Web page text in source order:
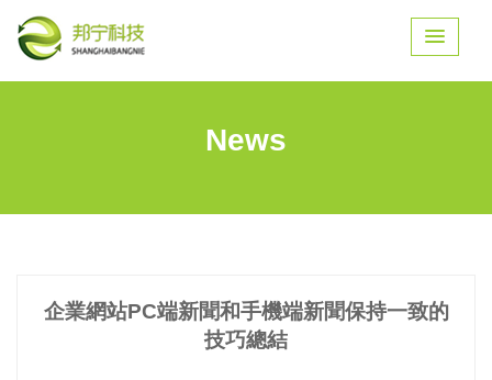
News
企業網站PC端新聞和手機端新聞保持一致的
技巧總結